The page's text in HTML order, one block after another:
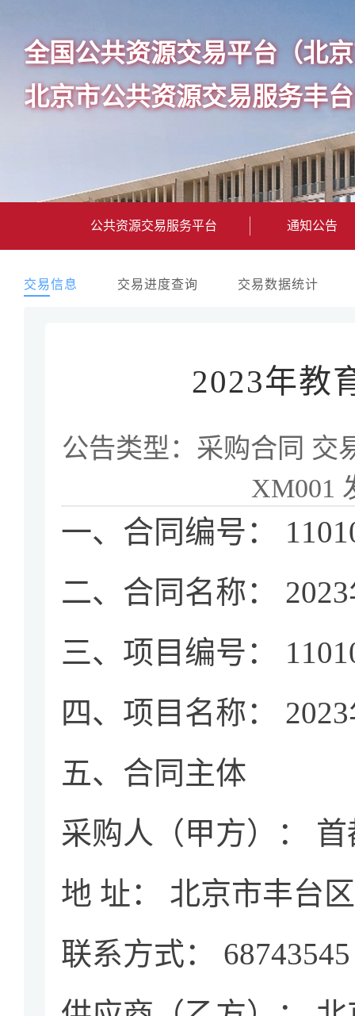
全国公共资源交易平台（北
北京市公共资源交易服务丰
公共资源交易服务平台 通知公告
交易信息 交易进度查询 交易数据统计
2023年教
公告类型： 采购合同 交
XM001
一、合同编号：
二、合同名称：
三、项目编号：
四、项目名称：
五、合同主体
采购人（甲方）：
地 址： 北京市丰台
联系方式： 68743545